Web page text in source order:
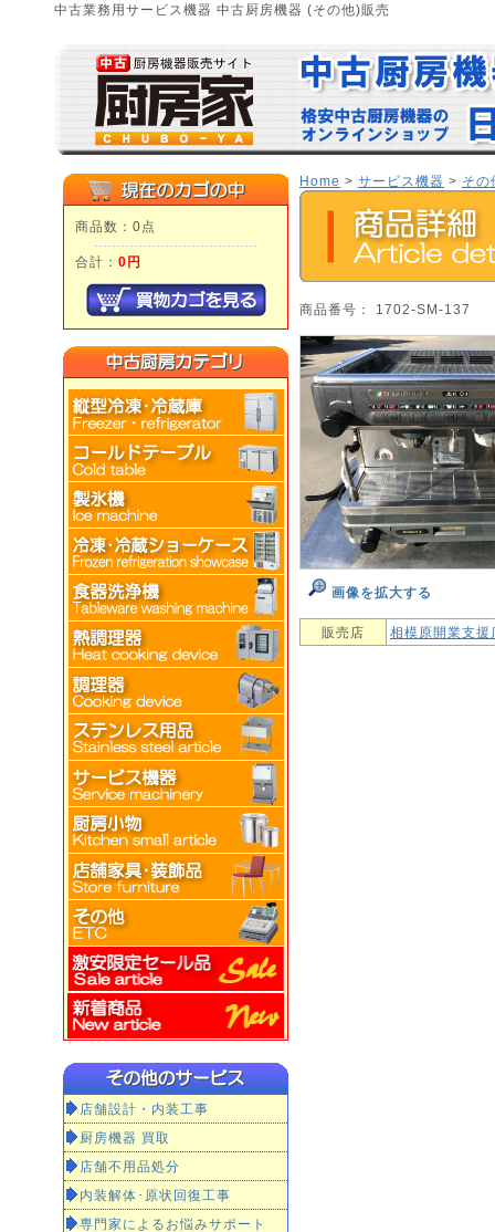
中古業務用サービス機器 中古厨房機器 (その他)販売
商品数：0点
合計： 0円
店舗設計・内装工事
厨房機器 買取
店舗不用品処分
内装解体･原状回復工事
専門家によるお悩みサポート
Home > サービス機器 > その
商品番号： 1702-SM-137
画像を拡大する
販売店 相模原開業支援